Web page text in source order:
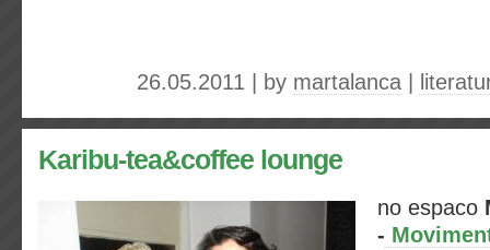
26.05.2011 | by martalanca
Karibu-tea&coffee lounge
no espaco
-